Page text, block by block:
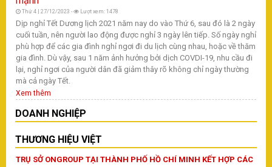
Thứ 4 | 27/12/2023 - Lượt xem: 1478
Dịp nghỉ Tết Dương lịch 2021 năm nay do vào Thứ 6, sau đó là 2 ngày
cuối tuần, nên người lao động được nghỉ 3 ngày lên tiếp. Số ngày nghỉ
phù hợp để các gia đình nghỉ ngơi đi du lịch cùng nhau, hoặc về thăm
gia đình. Dù vậy, sau 1 năm ảnh hưởng bởi dịch COVDI-19, nhu cầu đi
lại, nghỉ ngơi của người dân đã giảm thây rõ không chỉ ngày thường
mà cả ngày Tết.
Xem thêm
DOANH NGHIỆP
THƯƠNG HIỆU VIỆT
TRỤ SỞ ONGROUP TẠI THÀNH PHỐ HỒ CHÍ MINH KẾT HỢP CÁC